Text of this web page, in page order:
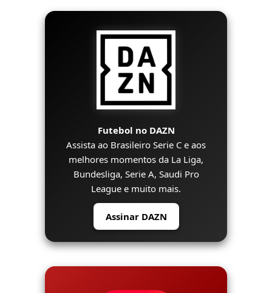
Futebol no DAZN
Assista ao Brasileiro Serie C e aos
melhores momentos da La Liga,
Bundesliga, Serie A, Saudi Pro
League e muito mais.
Assinar DAZN